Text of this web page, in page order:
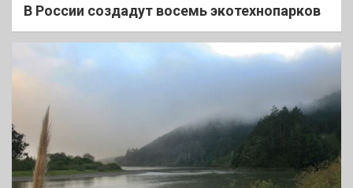
В России создадут восемь экотехнопарков